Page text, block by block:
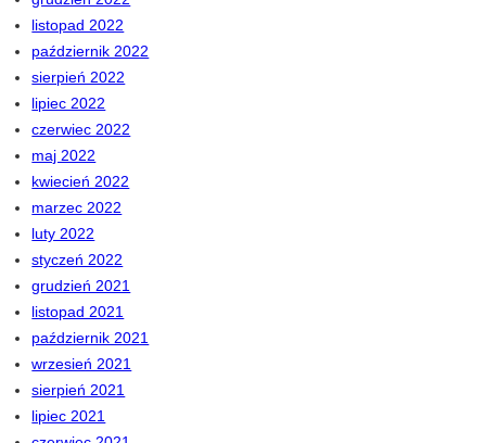
listopad 2022
październik 2022
sierpień 2022
lipiec 2022
czerwiec 2022
maj 2022
kwiecień 2022
marzec 2022
luty 2022
styczeń 2022
grudzień 2021
listopad 2021
październik 2021
wrzesień 2021
sierpień 2021
lipiec 2021